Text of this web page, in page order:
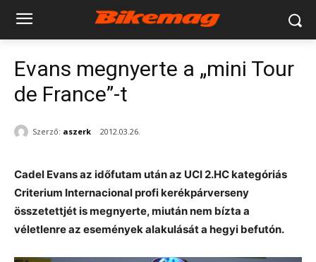
Evans megnyerte a „mini Tour
de France”-t
Szerző: aszerk 2012.03.26.
Cadel Evans az időfutam után az UCI 2.HC kategóriás
Criterium Internacional profi kerékpárverseny
összetettjét is megnyerte, miután nem bízta a
véletlenre az események alakulását a hegyi befutón.